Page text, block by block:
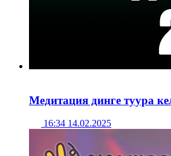
Медитация динге туура
16:34 14.02.2025